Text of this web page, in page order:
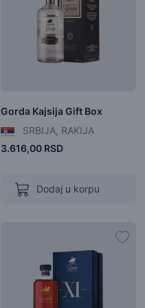
Gorda Kajsija Gift Box
SRBIJA, RAKIJA
3.616,00 RSD
Dodaj u korpu